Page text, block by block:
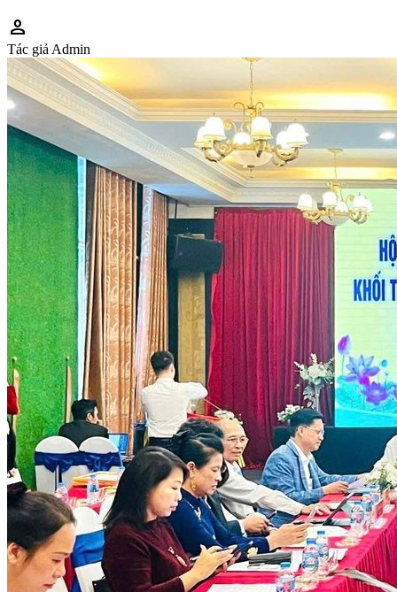
person
Tác giả Admin